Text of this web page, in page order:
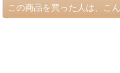
この商品を買った人は、こ